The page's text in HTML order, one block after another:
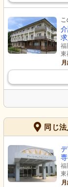
福
東
同じ
福
東